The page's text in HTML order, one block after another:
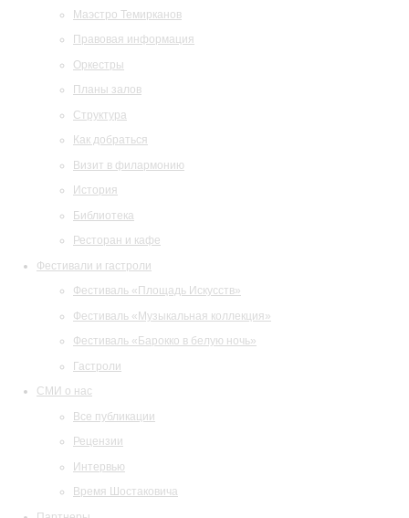
Маэстро Темирканов
Правовая информация
Оркестры
Планы залов
Структура
Как добраться
Визит в филармонию
История
Библиотека
Ресторан и кафе
Фестивали и гастроли
Фестиваль «Площадь Искусств»
Фестиваль «Музыкальная коллекция»
Фестиваль «Барокко в белую ночь»
Гастроли
СМИ о нас
Все публикации
Рецензии
Интервью
Время Шостаковича